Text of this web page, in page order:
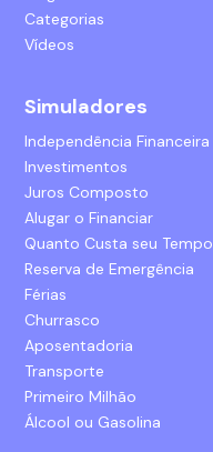
Categorias
Vídeos
Simuladores
Independência Financeira
Investimentos
Juros Composto
Alugar o Financiar
Quanto Custa seu Tempo
Reserva de Emergência
Férias
Churrasco
Aposentadoria
Transporte
Primeiro Milhão
Álcool ou Gasolina